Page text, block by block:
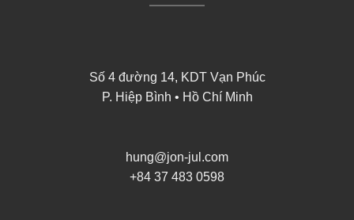
Số 4 đường 14, KDT Vạn Phúc
P. Hiệp Bình • Hồ Chí Minh
hung@jon-jul.com
+84 37 483 0598